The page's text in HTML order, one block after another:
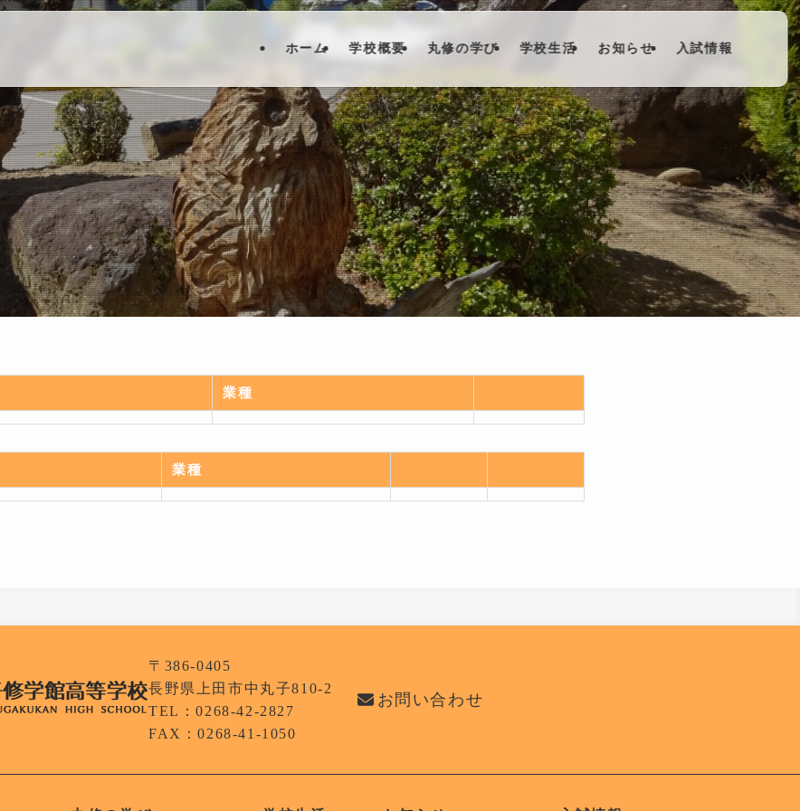
ホーム 学校概要 丸修の学び 学校生活 お知らせ 入試情報
業種
業種
〒386-0405
長野県上田市中丸子810-2
TEL：0268-42-2827
FAX：0268-41-1050
お問い合わせ